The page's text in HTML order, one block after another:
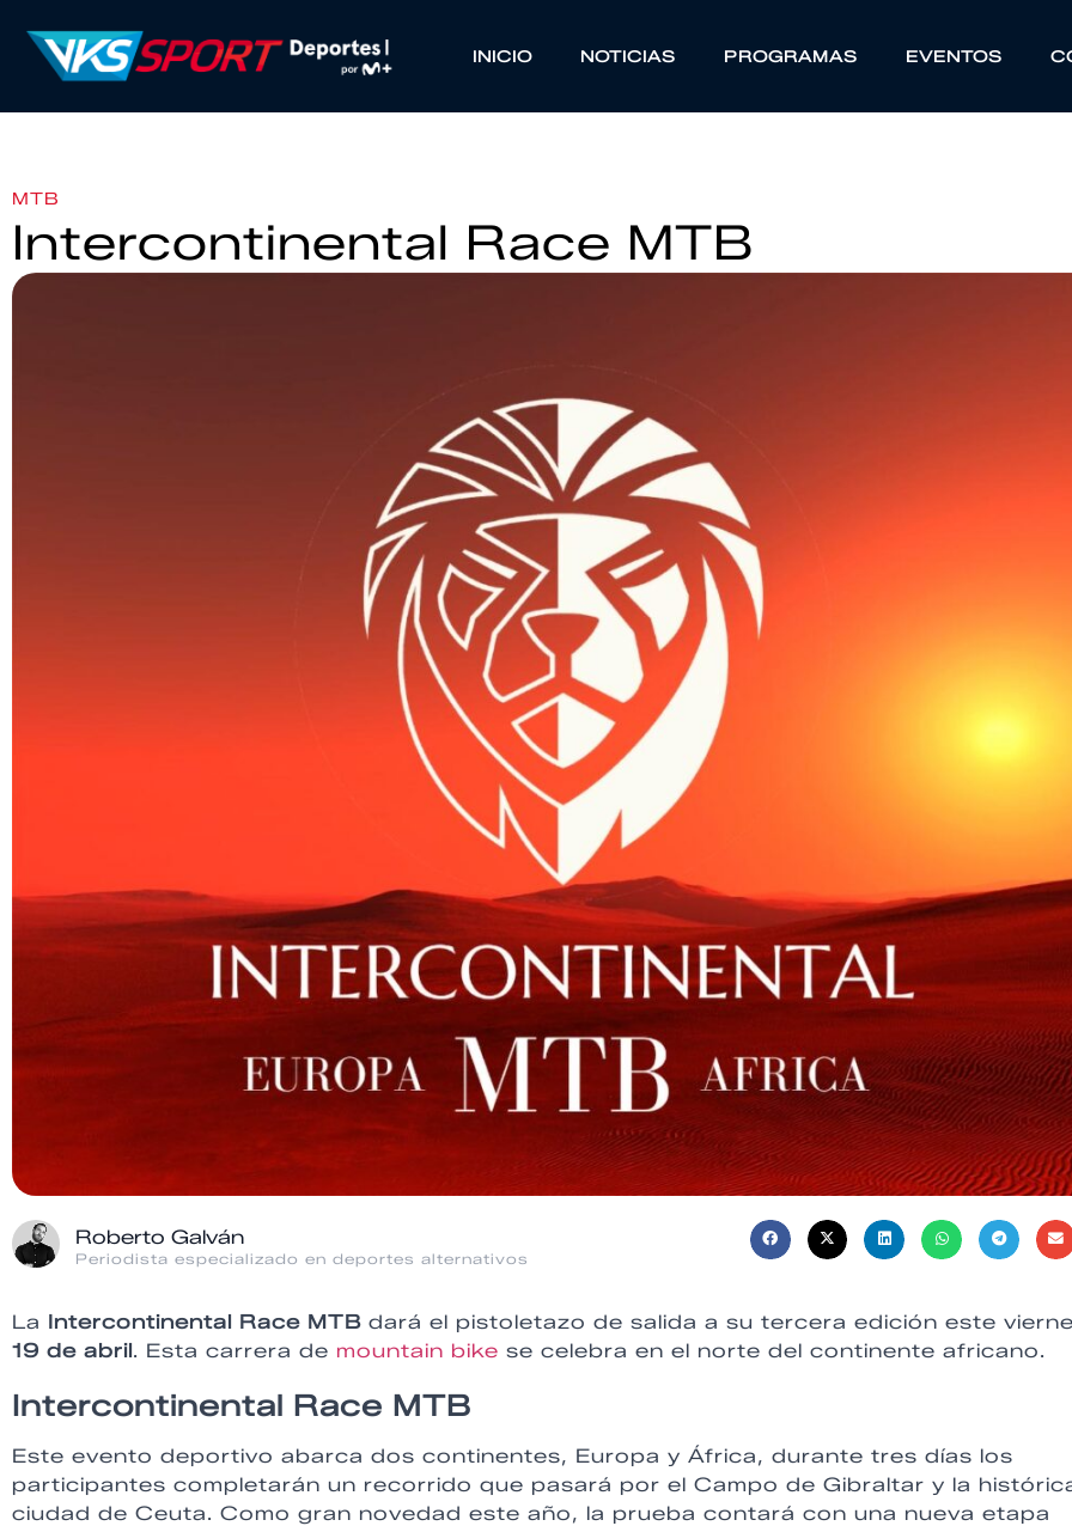
INICIO NOTICIAS PROGRAMAS EVENTOS
MTB
Intercontinental Race MTB
Roberto Galván
Periodista especializado en deportes alternativos
La Intercontinental Race MTB dará el pistoletazo de salida a su tercera edición este
19 de abril. Esta carrera de mountain bike se celebra en el norte del continente africano.
Intercontinental Race MTB
Este evento deportivo abarca dos continentes, Europa y África, durante tres días los
participantes completarán un recorrido que pasará por el Campo de Gibraltar y la
ciudad de Ceuta. Como gran novedad este año, la prueba contará con una nueva etapa